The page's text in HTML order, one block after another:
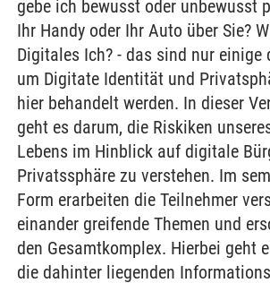
gebe ich bewusst oder unbewusst
Ihr Handy oder Ihr Auto über Sie?
Digitales Ich? - das sind nur einige
um Digitate Identität und
hier behandelt werden. In dieser
geht es darum, die Riskiken
Lebens im Hinblick auf digitale
Privatssphäre zu verstehen. Im
Form erarbeiten die Teilnehmer
einander greifende Themen und
den Gesamtkomplex. Hierbei geht
die dahinter liegenden